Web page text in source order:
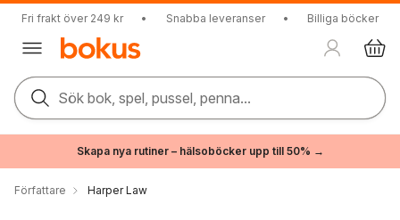
Fri frakt över 249 kr • Snabba leveranser • Billiga böcker
Sök bok, spel, pussel, penna...
Skapa nya rutiner – hälsoböcker upp till 50% →
Författare Harper Law